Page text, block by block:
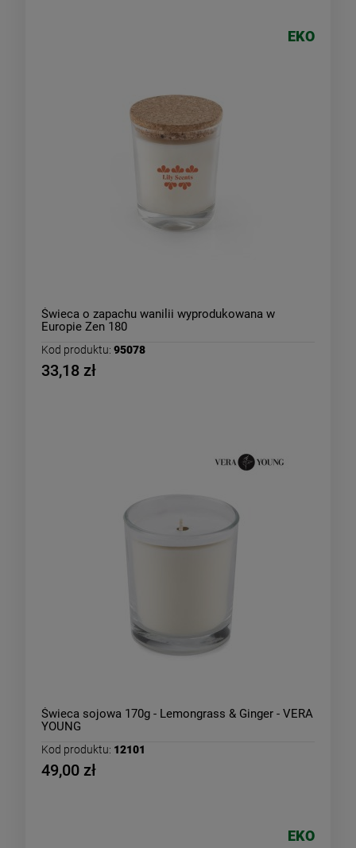
Świeca o zapachu wanilii wyprodukowana w
Europie Zen 180
Kod produktu: 95078
33,18 zł
EKO
Świeca sojowa 170g - Lemongrass & Ginger - VERA
YOUNG
Kod produktu: 12101
49,00 zł
EKO